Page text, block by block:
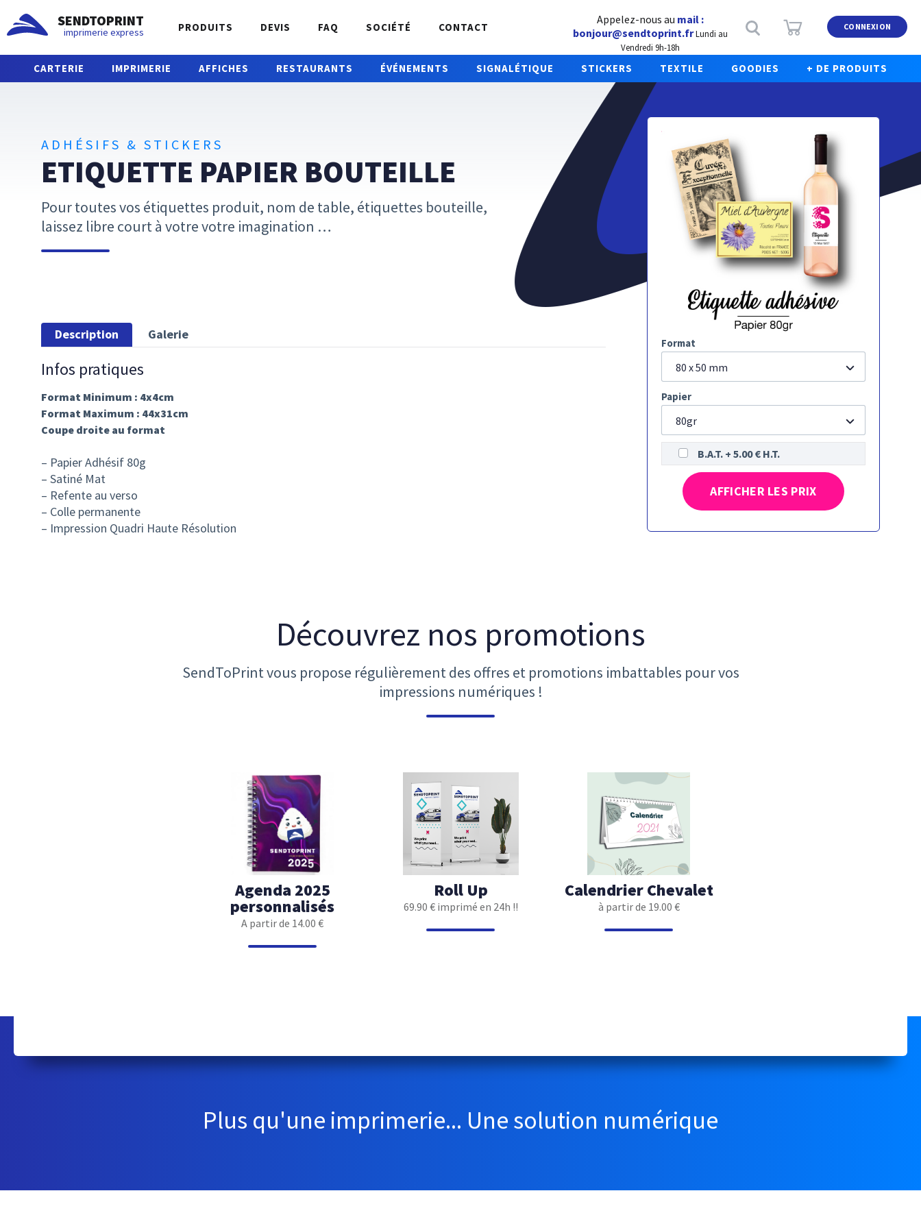
SENDTOPRINT
imprimerie express
Appelez-nous au mail :
bonjour@sendtoprint.frLundi au
Vendredi 9h-18h
PRODUITS DEVIS FAQ SOCIÉTÉ CONTACT
CARTERIE IMPRIMERIE AFFICHES RESTAURANTS ÉVÉNEMENTS SIGNALÉTIQUE STICKERS TEXTILE GOODIES + DE PRODUITS
CONNEXION
ADHÉSIFS & STICKERS
ETIQUETTE PAPIER BOUTEILLE
Pour toutes vos étiquettes produit, nom de table, étiquettes bouteille,
laissez libre court à votre votre imagination …
Format
80 x 50 mm
Papier
80gr
B.A.T. + 5.00 € H.T.
AFFICHER LES PRIX
Description Galerie
Infos pratiques
Format Minimum : 4x4cm
Format Maximum : 44x31cm
Coupe droite au format
– Papier Adhésif 80g
– Satiné Mat
– Refente au verso
– Colle permanente
– Impression Quadri Haute Résolution
Découvrez nos promotions
SendToPrint vous propose régulièrement des offres et promotions imbattables pour vos
impressions numériques !
Agenda 2025
personnalisés
A partir de 14.00 €
Roll Up
69.90 € imprimé en 24h !!
Calendrier Chevalet
à partir de 19.00 €
Plus qu'une imprimerie... Une solution numérique